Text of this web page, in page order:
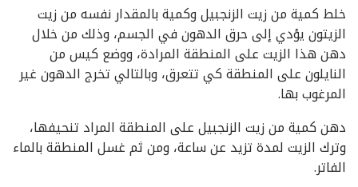
خلط كمية من زيت الزنجبيل وكمية بالمقدار نفسه من زيت
الزيتون يؤدي إلى حرق الدهون في الجسم، وذلك من خلال
دهن هذا الزيت على المنطقة المرادة، ووضع كيس من
النايلون على المنطقة كي تتعرق، وبالتالي تخرج الدهون غير
المرغوب بها.
دهن كمية من زيت الزنجبيل على المنطقة المراد تنحيفها،
وترك الزيت لمدة تزيد عن ساعة، ومن ثم غسل المنطقة بالماء
الفاتر.